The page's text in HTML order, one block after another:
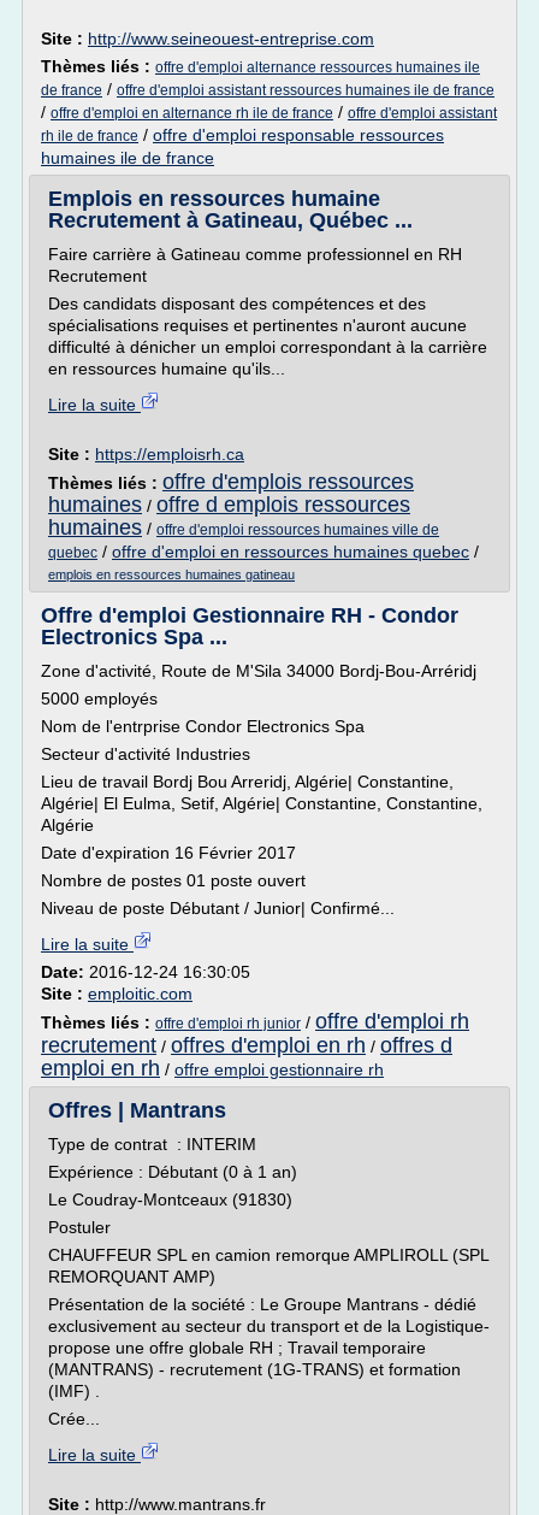
Site : http://www.seineouest-entreprise.com
Thèmes liés : offre d'emploi alternance ressources humaines ile
de france / offre d'emploi assistant ressources humaines ile de france
/ offre d'emploi en alternance rh ile de france / offre d'emploi assistant
rh ile de france / offre d'emploi responsable ressources
humaines ile de france
Emplois en ressources humaine
Recrutement à Gatineau, Québec ...
Faire carrière à Gatineau comme professionnel en RH
Recrutement
Des candidats disposant des compétences et des
spécialisations requises et pertinentes n'auront aucune
difficulté à dénicher un emploi correspondant à la carrière
en ressources humaine qu'ils...
Lire la suite
Site : https://emploisrh.ca
Thèmes liés : offre d'emplois ressources
humaines / offre d emplois ressources
humaines / offre d'emploi ressources humaines ville de
quebec / offre d'emploi en ressources humaines quebec /
emplois en ressources humaines gatineau
Offre d'emploi Gestionnaire RH - Condor
Electronics Spa ...
Zone d'activité, Route de M'Sila 34000 Bordj-Bou-Arréridj
5000 employés
Nom de l'entrprise Condor Electronics Spa
Secteur d'activité Industries
Lieu de travail Bordj Bou Arreridj, Algérie| Constantine,
Algérie| El Eulma, Setif, Algérie| Constantine, Constantine,
Algérie
Date d'expiration 16 Février 2017
Nombre de postes 01 poste ouvert
Niveau de poste Débutant / Junior| Confirmé...
Lire la suite
Date: 2016-12-24 16:30:05
Site : emploitic.com
Thèmes liés : offre d'emploi rh junior / offre d'emploi rh
recrutement / offres d'emploi en rh / offres d
emploi en rh / offre emploi gestionnaire rh
Offres | Mantrans
Type de contrat : INTERIM
Expérience : Débutant (0 à 1 an)
Le Coudray-Montceaux (91830)
Postuler
CHAUFFEUR SPL en camion remorque AMPLIROLL (SPL
REMORQUANT AMP)
Présentation de la société : Le Groupe Mantrans - dédié
exclusivement au secteur du transport et de la Logistique-
propose une offre globale RH ; Travail temporaire
(MANTRANS) - recrutement (1G-TRANS) et formation
(IMF) .
Crée...
Lire la suite
Site : http://www.mantrans.fr